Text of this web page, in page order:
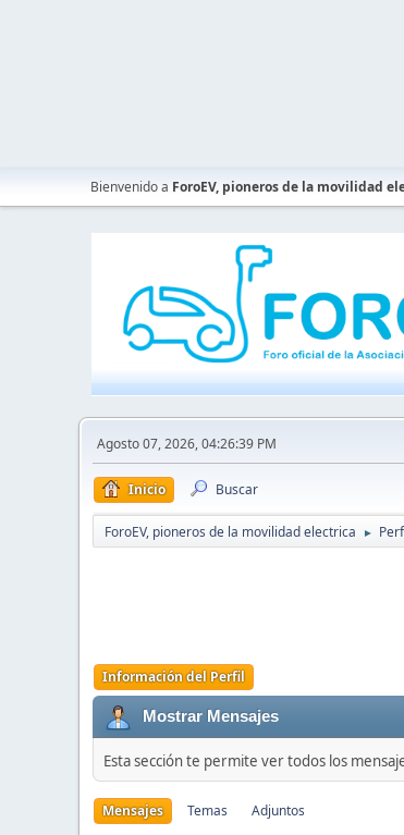
Bienvenido a ForoEV, pioneros de la movilidad
Agosto 07, 2026, 04:26:39 PM
Inicio Buscar
ForoEV, pioneros de la movilidad electrica ►
Información del Perfil
Mostrar Mensajes
Esta sección te permite ver todos los
Mensajes Temas Adjuntos